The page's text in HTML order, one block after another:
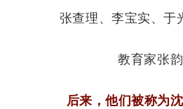
张查理、李宝实、于
教育家张
后来，他们被称为